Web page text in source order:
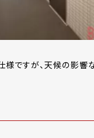
ですが、天候の影響